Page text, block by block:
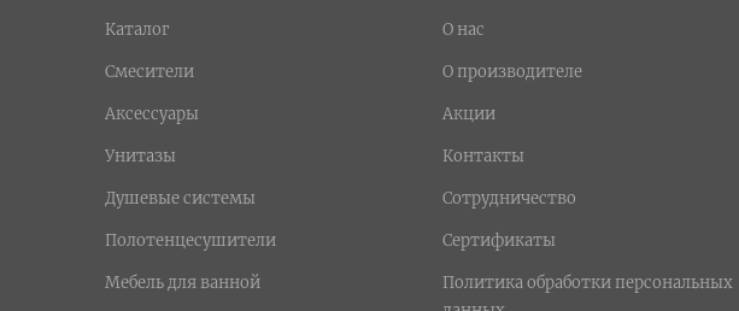
Каталог
Смесители
Аксессуары
Унитазы
Душевые системы
Полотенцесушители
Мебель для ванной
О нас
О производителе
Акции
Контакты
Сотрудничество
Сертификаты
Политика обработки персональных